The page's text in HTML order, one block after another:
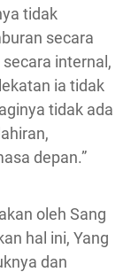
tidak
secara
internal,
ia tidak
tidak ada
depan.”
oleh Sang
hal ini, Yang
dan